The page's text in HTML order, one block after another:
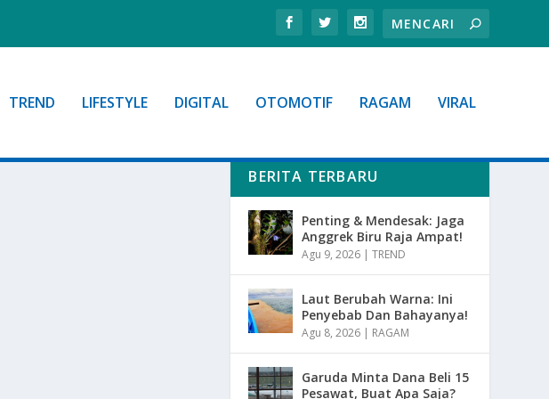
TREND LIFESTYLE DIGITAL OTOMOTIF RAGAM VIRAL
BERITA TERBARU
Penting & Mendesak: Jaga
Anggrek Biru Raja Ampat!
Agu 9, 2026 |TREND
Laut Berubah Warna: Ini
Penyebab Dan Bahayanya!
Agu 8, 2026 | RAGAM
Garuda Minta Dana Beli 15
Pesawat, Buat Apa Saja?